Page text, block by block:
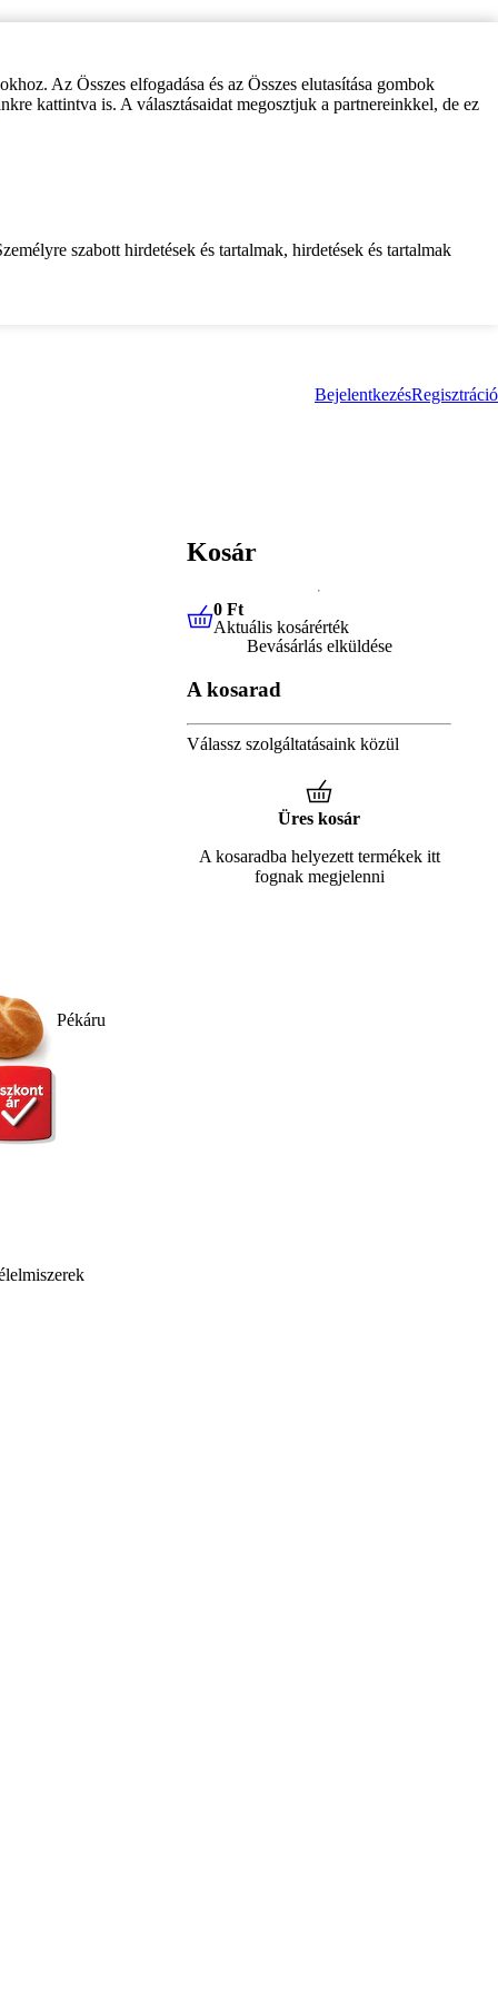
Az Összes elfogadása és az Összes elutasítása gombok
kattintva is. A választásaidat megosztjuk a partnereinkkel, de ez
szabott hirdetések és tartalmak, hirdetések és tartalmak
BejelentkezésRegisztráció
Pékáru
Kosár
0 FtAktuális kosárérték
0 Ft
Aktuális kosárérték
Bevásárlás elküldése
A kosarad
Válassz szolgáltatásaink közül
Üres kosár
A kosaradba helyezett termékek itt
fognak megjelenni